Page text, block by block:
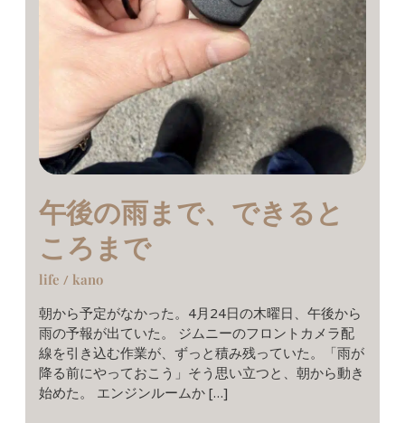
午後の雨まで、できると
ころまで
life /kano
朝から予定がなかった。4月24日の木曜日、午後から
雨の予報が出ていた。 ジムニーのフロントカメラ配
線を引き込む作業が、ずっと積み残っていた。「雨が
降る前にやっておこう」そう思い立つと、朝から動き
始めた。 エンジンルームか […]